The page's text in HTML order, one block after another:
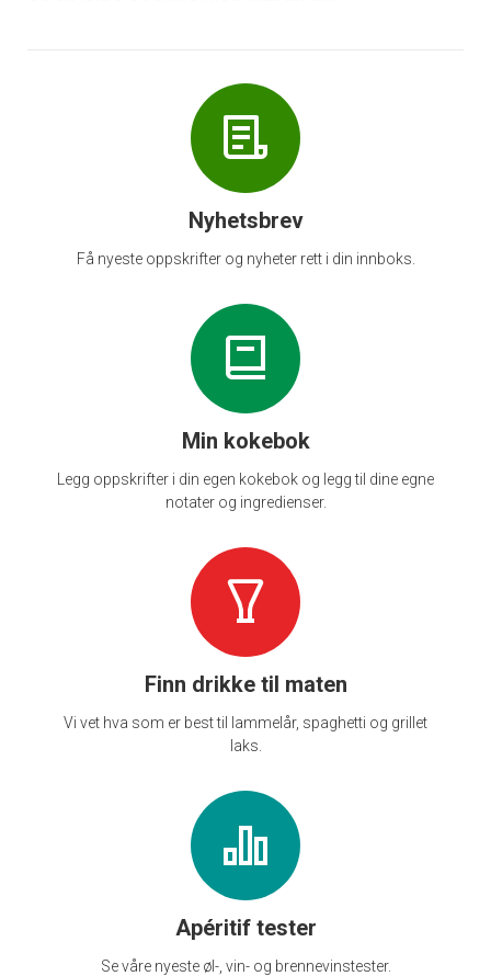
Nyhetsbrev
Få nyeste oppskrifter og nyheter rett i din innboks.
Min kokebok
Legg oppskrifter i din egen kokebok og legg til dine egne
notater og ingredienser.
Finn drikke til maten
Vi vet hva som er best til lammelår, spaghetti og grillet
laks.
Apéritif tester
Se våre nyeste øl-, vin- og brennevinstester.